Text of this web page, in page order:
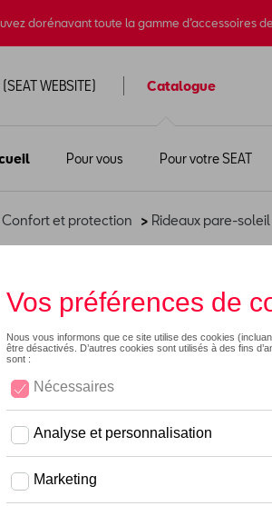
dorénavant toute la gamme
WEBSITE) Catalogue
Pour vous Pour votre SEAT
Confort et protection > Rideaux pare-soleil
soleil arrière